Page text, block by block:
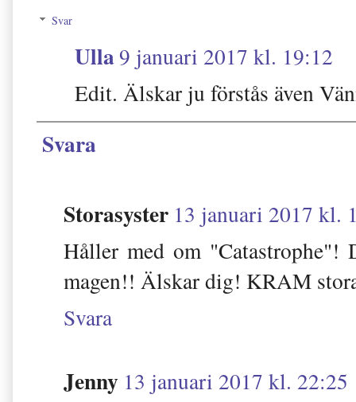
Svar
Ulla9 januari 2017 kl. 19:12
Edit. Älskar ju förstås även
Svara
Storasyster 13 januari 2017 kl.
Håller med om
magen!! Älskar dig! KRAM
Svara
Jenny 13 januari 2017 kl. 22:25